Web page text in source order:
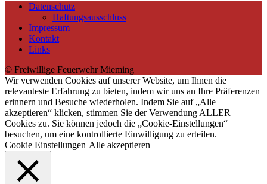
Datenschutz
Haftungsausschluss
Impressum
Kontakt
Links
© Freiwillige Feuerwehr Mieming
Wir verwenden Cookies auf unserer Website, um Ihnen die
relevanteste Erfahrung zu bieten, indem wir uns an Ihre Präferenzen
erinnern und Besuche wiederholen. Indem Sie auf „Alle
akzeptieren“ klicken, stimmen Sie der Verwendung ALLER
Cookies zu. Sie können jedoch die „Cookie-Einstellungen“
besuchen, um eine kontrollierte Einwilligung zu erteilen.
Cookie Einstellungen Alle akzeptieren